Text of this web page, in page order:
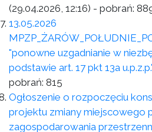
(29.04.2026, 12:16) - pobrań:
13.05.2026
"ponowne uzgadnianie w
podstawie art. 17 pkt 13a
pobrań: 815
Ogłoszenie o rozpoczęciu
projektu zmiany miejscowego
zagospodarowania